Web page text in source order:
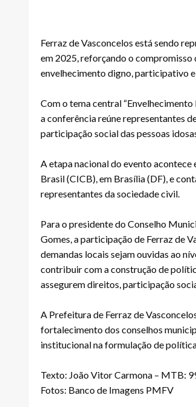
Ferraz de Vasconcelos está sendo
em 2025, reforçando o
envelhecimento digno, participativo
Com o tema central
a conferência reúne representantes
participação social das pessoas
A etapa nacional do evento
Brasil (CICB), em Brasília (DF), e
representantes da sociedade civil.
Para o presidente do Conselho
Gomes, a participação de Ferraz de
demandas locais sejam ouvidas ao
contribuir com a construção de
assegurem direitos, participação
A Prefeitura de Ferraz de
fortalecimento dos conselhos
institucional na formulação de
Texto: João Vitor Carmona – MTB:
Fotos: Banco de Imagens PMFV